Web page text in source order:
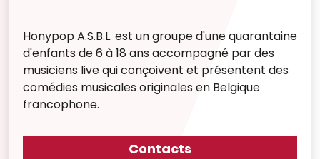
Honypop A.S.B.L. est un groupe d'une quarantaine
d'enfants de 6 à 18 ans accompagné par des
musiciens live qui conçoivent et présentent des
comédies musicales originales en Belgique
francophone.
Contacts